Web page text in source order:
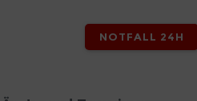
NOTFALL 24H